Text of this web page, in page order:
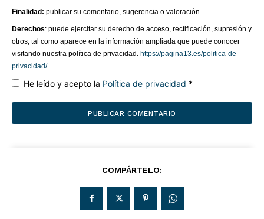
Finalidad: publicar su comentario, sugerencia o valoración.
Derechos: puede ejercitar su derecho de acceso, rectificación, supresión y
otros, tal como aparece en la información ampliada que puede conocer
visitando nuestra política de privacidad. https://pagina13.es/politica-de-
privacidad/
He leído y acepto la Política de privacidad *
COMPÁRTELO: